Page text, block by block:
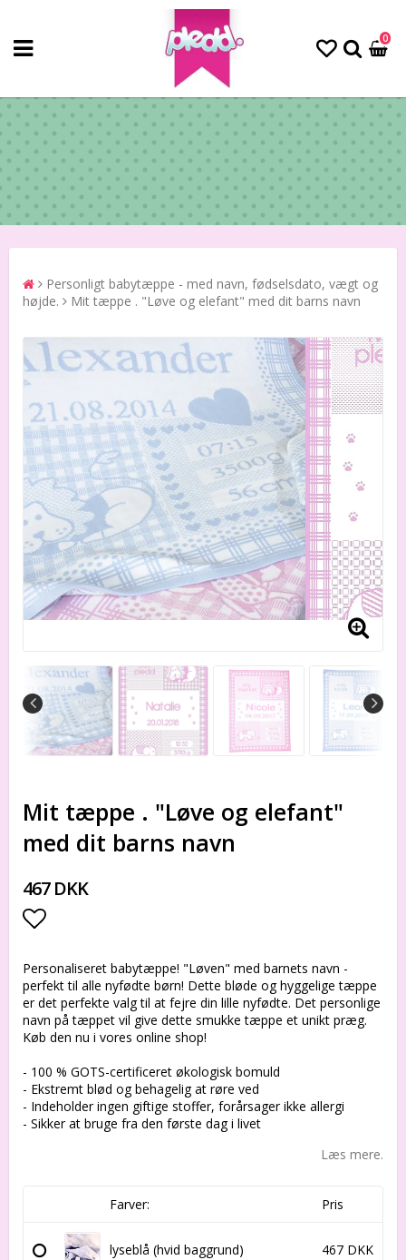
0
Personligt babytæppe - med navn, fødselsdato, vægt og
højde.
Mit tæppe . "Løve og elefant" med dit barns navn
Mit tæppe . "Løve og elefant"
med dit barns navn
467 DKK
Personaliseret babytæppe! "Løven" med barnets navn -
perfekt til alle nyfødte børn! Dette bløde og hyggelige tæppe
er det perfekte valg til at fejre din lille nyfødte. Det personlige
navn på tæppet vil give dette smukke tæppe et unikt præg.
Køb den nu i vores online shop!
- 100 % GOTS-certificeret økologisk bomuld
- Ekstremt blød og behagelig at røre ved
- Indeholder ingen giftige stoffer, forårsager ikke allergi
- Sikker at bruge fra den første dag i livet
Læs mere.
Farver: Pris
lyseblå (hvid baggrund) 467 DKK